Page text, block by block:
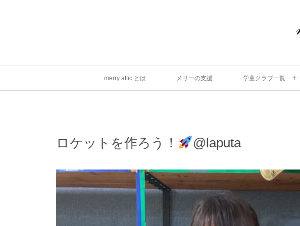
merry attic とは メリーの支援 学童クラブ一覧
ロケットを作ろう！ @laputa